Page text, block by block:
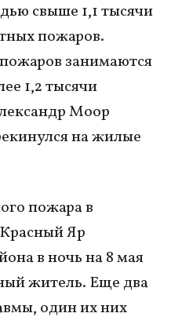
свыше 1,1 тысячи
пожаров.
занимаются
1,2 тысячи
Моор
на жилые
пожара в
Яр
в ночь на 8 мая
житель. Еще два
один их них